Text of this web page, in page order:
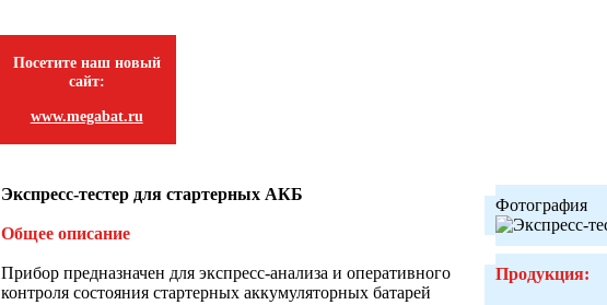
Посетите наш новый
сайт:
www.megabat.ru
Экспресс-тестер для стартерных АКБ
Общее описание
Прибор предназначен для экспресс-анализа и оперативного
контроля состояния стартерных аккумуляторных батарей
Фотография
Продукция: